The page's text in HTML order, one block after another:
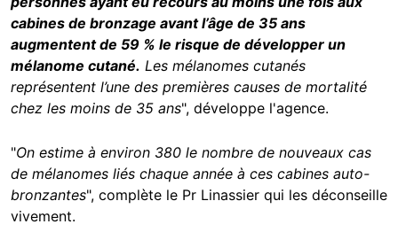
cabines de bronzage avant l’âge de 35 ans
augmentent de 59 % le risque de développer un
mélanome cutané. Les mélanomes cutanés
représentent l’une des premières causes de mortalité
chez les moins de 35 ans", développe l'agence.
"On estime à environ 380 le nombre de nouveaux cas
de mélanomes liés chaque année à ces cabines auto-
bronzantes", complète le Pr Linassier qui les déconseille
vivement.